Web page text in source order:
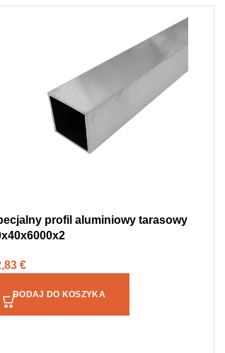
profil aluminiowy tarasowy
€
DODAJ DO KOSZYKA